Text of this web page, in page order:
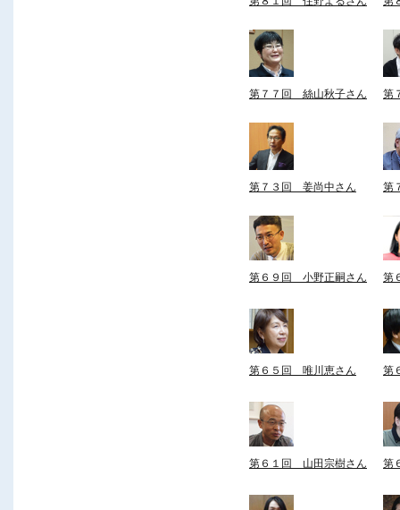
第７７回 絲山秋子さん 第
第７３回 姜尚中さん 第
第６９回 小野正嗣さん 第
第６５回 唯川恵さん 第
第６１回 山田宗樹さん 第